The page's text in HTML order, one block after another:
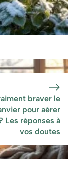
braver le
pour aérer
Les réponses à
vos doutes